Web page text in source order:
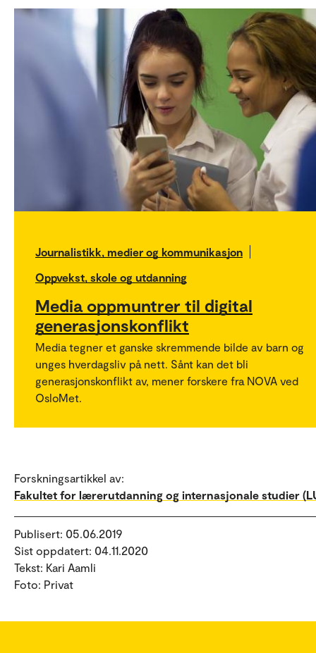
Journalistikk, medier og kommunikasjon
Oppvekst, skole og utdanning
Media oppmuntrer til digital
generasjonskonflikt
Media tegner et ganske skremmende bilde av barn og
unges hverdagsliv på nett. Sånt kan det bli
generasjonskonflikt av, mener forskere fra NOVA ved
OsloMet.
Forskningsartikkel av:
Fakultet for lærerutdanning og internasjonale studier
Publisert: 05.06.2019
Sist oppdatert: 04.11.2020
Tekst: Kari Aamli
Foto: Privat